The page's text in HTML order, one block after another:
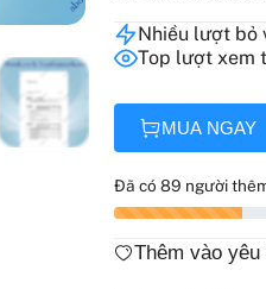
Nhiều lượt bỏ
Top lượt xem
MUA NGAY
Đã có 89 người
Thêm vào yêu